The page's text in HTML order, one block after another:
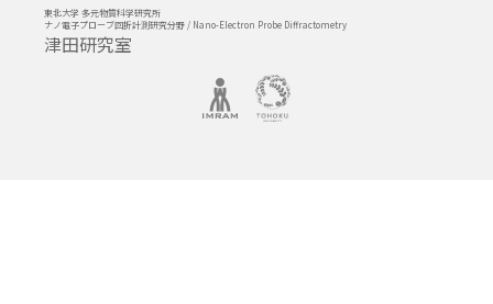
東北大学 多元物質科学研究所
ナノ電子プローブ回折計測研究分野 / Nano-Electron Probe Diffractometry
津田研究室